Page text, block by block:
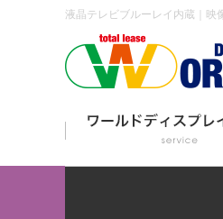
液晶テレビブルーレイ内蔵｜映